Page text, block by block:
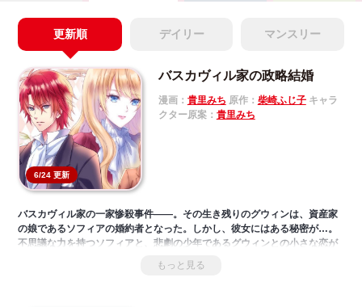
更新順 デイリー マンスリー
6/24 更新
バスカヴィル家の政略結婚
漫画： 貴里みち 原作： 柴崎ふじ子キャラ
クター原案： 貴里みち
バスカヴィル家の一家惨殺事件――。その生き残りのグウィンは、資産家
の娘であるソフィアの婚約者となった。しかし、彼女にはある秘密が…。
不思議な力を持つソフィアと、悲劇の少年であるグウィンとの小さな恋が
芽生えるのか。そして事件の真相に辿り着けることができるのか？
もっと見る